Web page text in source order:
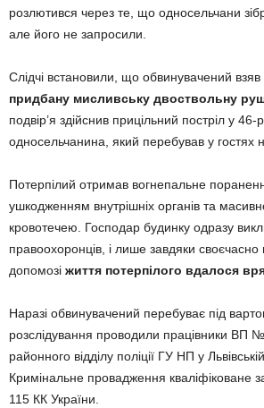
розлютився через те, що односельчани
але його не запросили.
Слідчі встановили, що обвинувачений взяв
придбану мисливську двоствольну
подвір’я здійснив прицільний постріл у 46-
односельчанина, який перебував у гостях
Потерпілий отримав вогнепальне
ушкодженням внутрішніх органів та
кровотечею. Господар будинку одразу
правоохоронців, і лише завдяки своєчасно
допомозі життя потерпілого вдалося
Наразі обвинувачений перебуває під
розслідування проводили працівники ВП
районного відділу поліції ГУ НП у
Кримінальне провадження кваліфіковане
115 КК України.